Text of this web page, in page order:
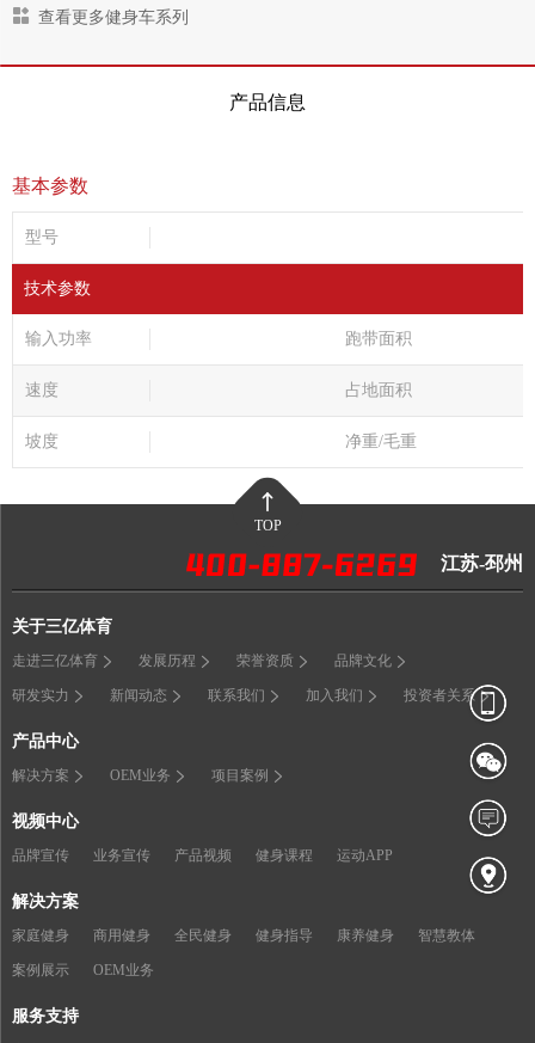
查看更多健身车系列
产品信息
基本参数
型号
技术参数
输入功率 跑带面积
速度 占地面积
坡度 净重/毛重
TOP
江苏-邳州
关于三亿体育
走进三亿体育 发展历程 荣誉资质 品牌文化
研发实力 新闻动态 联系我们 加入我们 投资者关系
产品中心
解决方案 OEM业务 项目案例
视频中心
品牌宣传 业务宣传 产品视频 健身课程 运动APP
解决方案
家庭健身 商用健身 全民健身 健身指导 康养健身 智慧教体
案例展示 OEM业务
服务支持